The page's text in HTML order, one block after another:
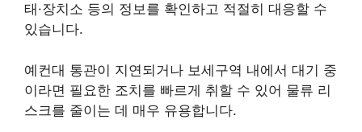
태·장치소 등의 정보를 확인하고 적절히 대응할 수
있습니다.
예컨대 통관이 지연되거나 보세구역 내에서 대기 중
이라면 필요한 조치를 빠르게 취할 수 있어 물류 리
스크를 줄이는 데 매우 유용합니다.